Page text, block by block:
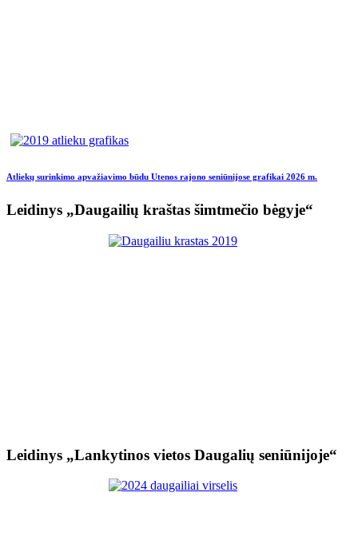
Atliekų surinkimo apvažiavimo būdu Utenos rajono seniūnijose grafikai 2026 m.
Leidinys „Daugailių kraštas šimtmečio bėgyje“
Leidinys „Lankytinos vietos Daugalių seniūnijoje“